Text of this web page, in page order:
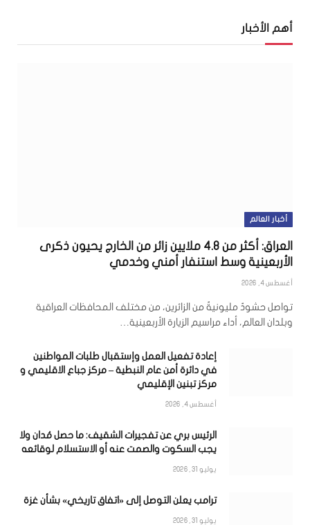
أهم الأخبار
أخبار العالم
العراق: أكثر من 4.8 ملايين زائر من الخارج يحيون ذكرى
الأربعينية وسط استنفار أمني وخدمي
أغسطس 4, 2026
تواصل حشودٌ مليونيةٌ من الزائرين، من مختلف المحافظات العراقية
وبلدان العالم، أداء مراسيم الزيارة الأربعينية…
إعادة تفعيل العمل وإستقبال طلبات المواطنين
في دائرة أمن عام النبطية – مركز جباع الاقليمي و
مركز تبنين الإقليمي
أغسطس 4, 2026
الرئيس بري عن تفجيرات الشقيف: ما حصل مُدان ولا
يجب السكوت والصمت عنه أو الاستسلام لوقائعه
يوليو 31, 2026
ترامب يعلن التوصل إلى «اتفاق تاريخي» بشأن غزة
يوليو 31, 2026